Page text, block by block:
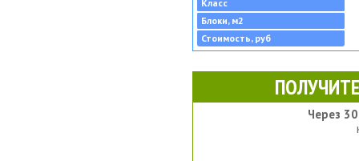
Класс
Блоки, м2
Стоимость, руб
Через